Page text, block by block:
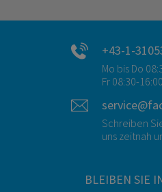
+43-1-
Mo bis Do
Fr 08:30-16:00
Schreiben
uns zeitnah
BLEIBEN SIE